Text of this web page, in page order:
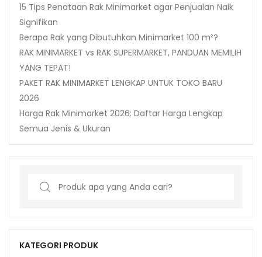
15 Tips Penataan Rak Minimarket agar Penjualan Naik
Signifikan
Berapa Rak yang Dibutuhkan Minimarket 100 m²?
RAK MINIMARKET vs RAK SUPERMARKET, PANDUAN MEMILIH
YANG TEPAT!
PAKET RAK MINIMARKET LENGKAP UNTUK TOKO BARU
2026
Harga Rak Minimarket 2026: Daftar Harga Lengkap
Semua Jenis & Ukuran
Search
KATEGORI PRODUK